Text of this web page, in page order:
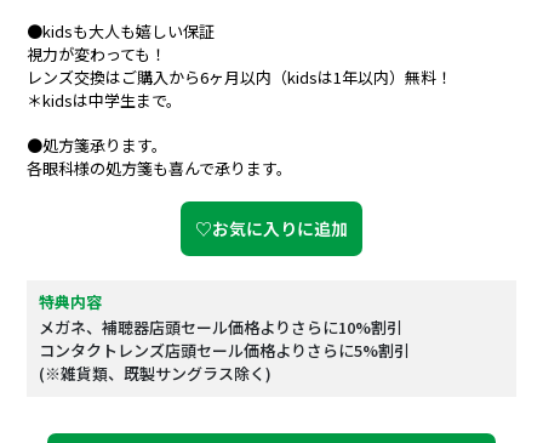
●kidsも大人も嬉しい保証
視力が変わっても！
レンズ交換はご購入から6ヶ月以内（kidsは1年以内）無料！
＊kidsは中学生まで。
●処方箋承ります。
各眼科様の処方箋も喜んで承ります。
♡お気に入りに追加
特典内容
メガネ、補聴器店頭セール価格よりさらに10%割引
コンタクトレンズ店頭セール価格よりさらに5%割引
(※雑貨類、既製サングラス除く)